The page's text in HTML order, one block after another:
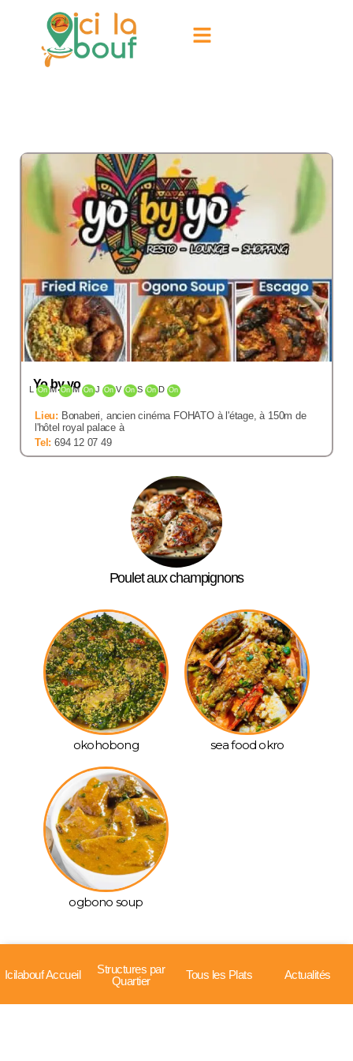
Icilabouf Accueil
Structures par
Quartier
Tous les Plats Actualités
Yo by yo
L On M On M On J On V On S On D On
Lieu: Bonaberi, ancien cinéma FOHATO à l'étage, à 150m de
l'hôtel royal palace à
Tel: 694 12 07 49
Poulet aux champignons
okohobong sea food okro
ogbono soup